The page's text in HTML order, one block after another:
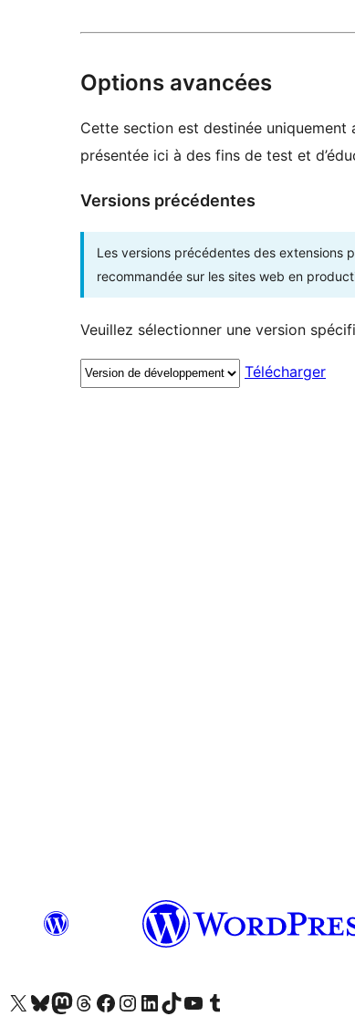
Options avancées
Cette section est destinée
présentée ici à des fins de test et
Versions précédentes
Les versions précédentes des extensions
recommandée sur les sites web en
Veuillez sélectionner une version
Télécharger
Visit our X (formerly Twitter) account
Visitez notre compte Bluesky
Visit our Mastodon account
Visitez notre compte Threads
Visit our Facebook page
Visit our Instagram account
Visit our LinkedIn account
Visitez notre compte TikTok
Visit our YouTube channel
Visitez notre compte Tumblr